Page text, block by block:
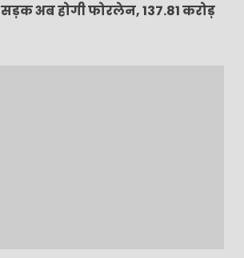
अब होगी फोरलेन, 137.81 करोड़